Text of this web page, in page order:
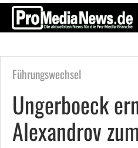
Führungswechsel
Ungerboeck
Alexandrov